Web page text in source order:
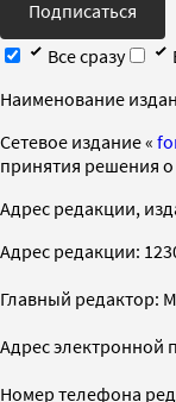
Подписаться
Все сразу
Наименование
Cетевое издание «
принятия решения о
Адрес редакции,
Адрес редакции:
Главный редактор:
Адрес электронной
Номер телефона